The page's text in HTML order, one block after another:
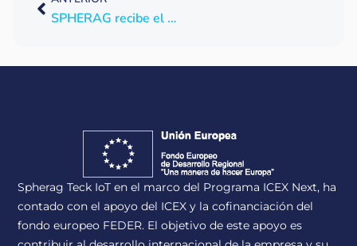
SPHERAG recibe el ABB Ability Digital Award 2021
Spherag Teck IoT en el marco del Programa ICEX Next, ha
contado con el apoyo del ICEX y la cofinanciación del
fondo europeo FEDER. El objetivo de este apoyo es